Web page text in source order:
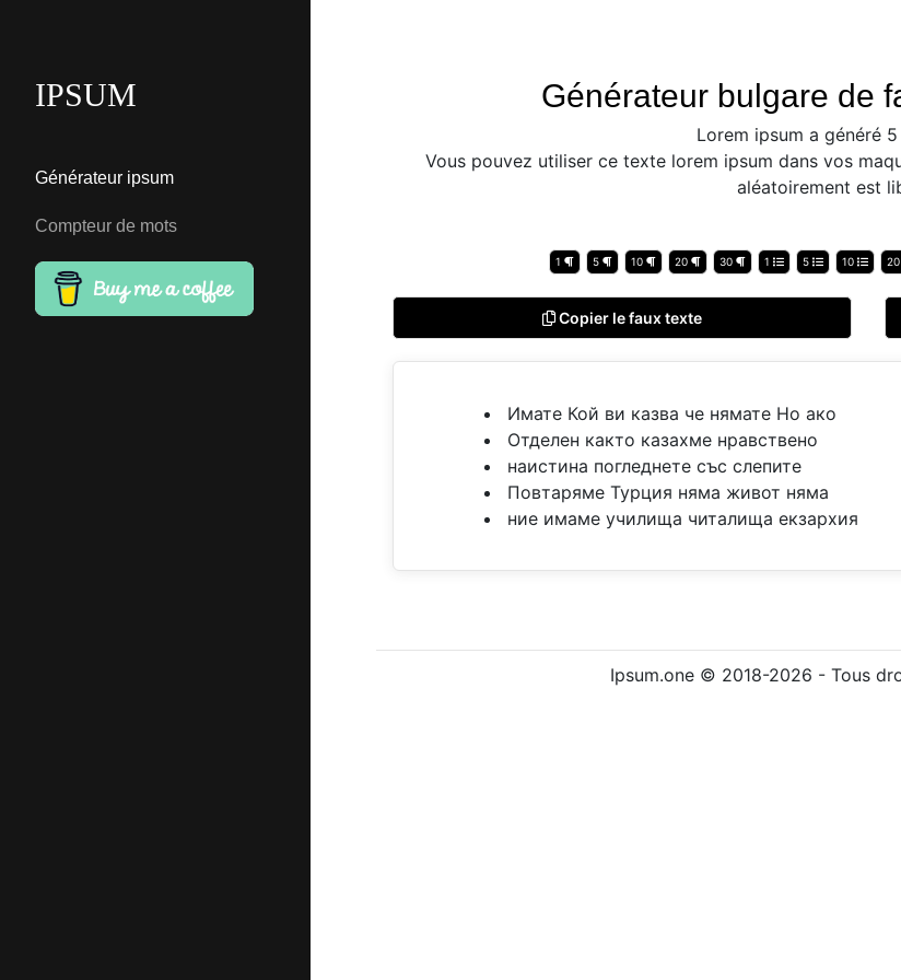
IPSUM
Générateur ipsum
Compteur de mots
Générateur bulgare de
Lorem ipsum a généré
Vous pouvez utiliser ce texte lorem ipsum dans vos
aléatoirement est
1 5 10 20 30 1 5 10 20
Copier le faux texte
Имате Кой ви казва че нямате Но ако
Отделен както казахме нравствено
наистина погледнете със слепите
Повтаряме Турция няма живот няма
ние имаме училища читалища екзархия
Ipsum.one © 2018-2026 - Tous